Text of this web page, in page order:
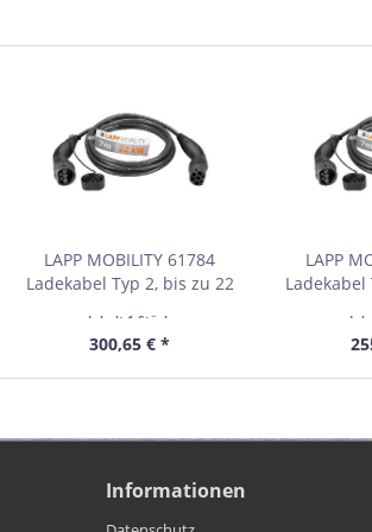
LAPP MOBILITY 61784
Ladekabel Typ 2, bis zu 22
Inhalt 1 Stück
300,65 € *
LAPP
Ladekabel
Informationen